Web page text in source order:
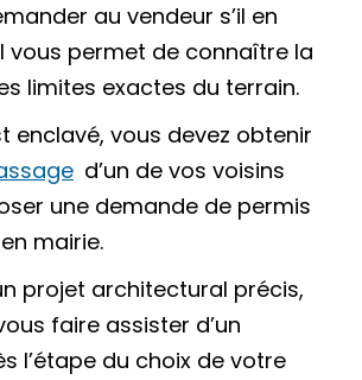
au vendeur s’il en
vous permet de connaître la
limites exactes du terrain.
enclavé, vous devez obtenir
d’un de vos voisins
une demande de permis
mairie.
projet architectural précis,
faire assister d’un
l’étape du choix de votre